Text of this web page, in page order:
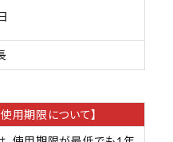
用期限について】